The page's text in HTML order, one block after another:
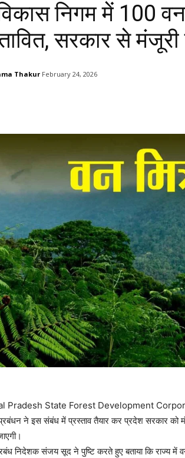
निगम में 100 वन
सरकार से
Thakur February 24, 2026
Pradesh State Forest Development
ने इस संबंध में प्रस्ताव तैयार कर प्रदेश सरकार को
निदेशक संजय सूद ने पुष्टि करते हुए बताया कि राज्य में